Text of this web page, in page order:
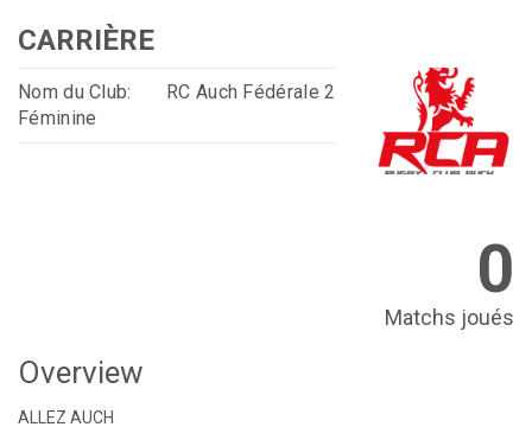
CARRIÈRE
Nom du Club:
RC Auch Fédérale 2
Féminine
0
Matchs joués
Overview
ALLEZ AUCH